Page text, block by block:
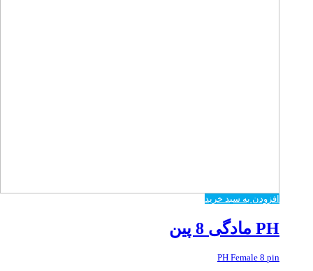
افزودن به سبد خرید
PH مادگی 8 پین
PH Female 8 pin